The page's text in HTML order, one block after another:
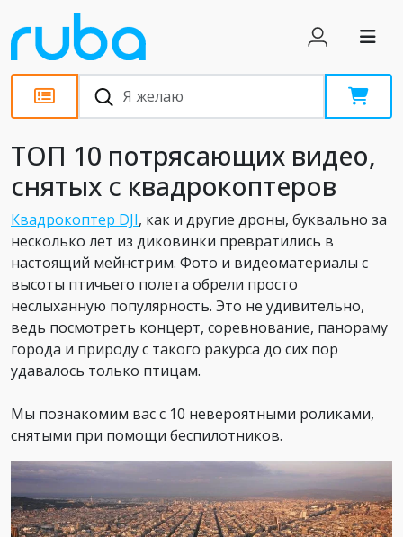
Статьи
ТОП 10 потрясающих видео,
снятых с квадрокоптеров
Квадрокоптер DJI, как и другие дроны, буквально за
несколько лет из диковинки превратились в
настоящий мейнстрим. Фото и видеоматериалы с
высоты птичьего полета обрели просто
неслыханную популярность. Это не удивительно,
ведь посмотреть концерт, соревнование, панораму
города и природу с такого ракурса до сих пор
удавалось только птицам.
Мы познакомим вас с 10 невероятными роликами,
снятыми при помощи беспилотников.